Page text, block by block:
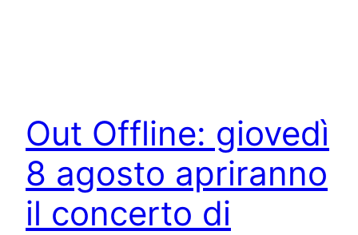
Out Offline: giovedì
8 agosto apriranno
il concerto di